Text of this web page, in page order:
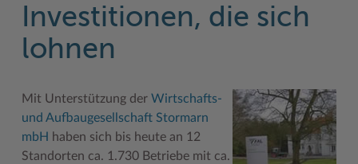
ZURÜCK
Service
Bürgerportal Stormarn ↗
Führerscheine
ZURÜCK
Aktuelles
Ausschreibungen
Baustellen in Stormarn
ZURÜCK
Der Kreis
Interessantes in und aus Stormarn
Kreis Stormarn Porträt
ZURÜCK
Karriere
Der Kreis als Arbeitgeber
Ihre Bewerbung
ZURÜCK
Wirtschaft
Branchenverzeichnis
EG-Dienstleistungsrichtlinie (EG-DLRL)
ZURÜCK
Freizeit und Kultur
Frei- und Hallenbäder
Herrenhäuser
Investitionen, die sich
lohnen
Mit Unterstützung der Wirtschafts-
und Aufbaugesellschaft Stormarn
mbH haben sich bis heute an 12
Standorten ca. 1.730 Betriebe mit ca.